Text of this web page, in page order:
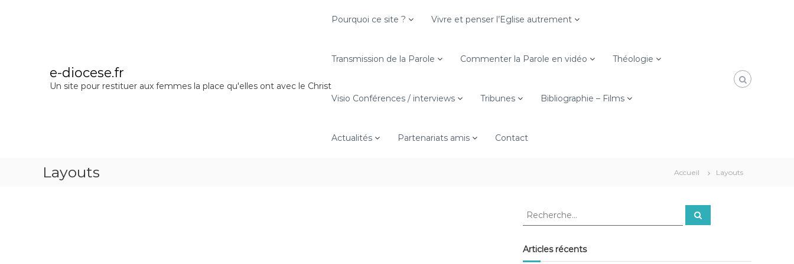
e-diocese.fr
Un site pour restituer aux femmes la place qu'elles ont avec le Christ
Pourquoi ce site ? Vivre et penser l’Eglise autrement
Transmission de la Parole Commenter la Parole en vidéo Théologie
Visio Conférences / interviews Tribunes Bibliographie – Films
Actualités Partenariats amis Contact
Layouts Accueil Layouts
R
h
e
R
e
c
Articles récents